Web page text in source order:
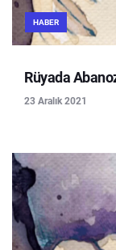
HABER
Rüyada
23 Aralık 2021